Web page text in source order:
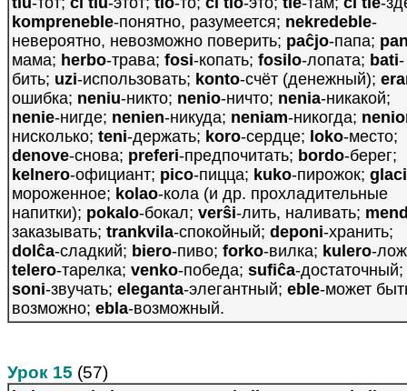
kompreneble-понятно, разумеется; nekredeble-
невероятно, невозможно поверить; paĉjo-папа;
мама; herbo-трава; fosi-копать; fosilo-лопата; bati-
бить; uzi-использовать; konto-счёт (денежный);
ошибка; neniu-никто; nenio-ничто; nenia-никакой;
nenie-нигде; nenien-никуда; neniam-никогда;
нисколько; teni-держать; koro-сердце; loko-место;
denove-снова; preferi-предпочитать; bordo-берег;
kelnero-официант; pico-пицца; kuko-пирожок;
мороженное; kolao-кола (и др. прохладительные
напитки); pokalo-бокал; verŝi-лить, наливать;
заказывать; trankvila-спокойный; deponi-хранить;
dolĉa-сладкий; biero-пиво; forko-вилка; kulero-
telero-тарелка; venko-победа; sufiĉa-достаточный;
soni-звучать; eleganta-элегантный; eble-может
возможно; ebla-возможный.
Урок 15 (57)